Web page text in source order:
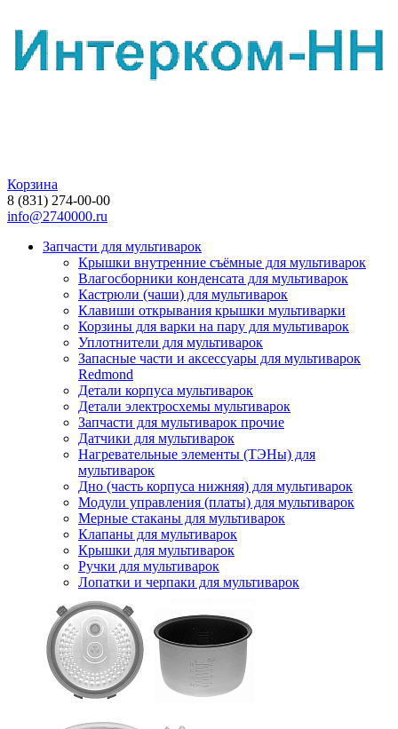
Корзина
8 (831) 274-00-00
info@2740000.ru
Запчасти для мультиварок
Крышки внутренние съёмные для мультиварок
Влагосборники конденсата для мультиварок
Кастрюли (чаши) для мультиварок
Клавиши открывания крышки мультиварки
Корзины для варки на пару для мультиварок
Уплотнители для мультиварок
Запасные части и аксессуары для мультиварок
Redmond
Детали корпуса мультиварок
Детали электросхемы мультиварок
Запчасти для мультиварок прочие
Датчики для мультиварок
Нагревательные элементы (ТЭНы) для
мультиварок
Дно (часть корпуса нижняя) для мультиварок
Модули управления (платы) для мультиварок
Мерные стаканы для мультиварок
Клапаны для мультиварок
Крышки для мультиварок
Ручки для мультиварок
Лопатки и черпаки для мультиварок